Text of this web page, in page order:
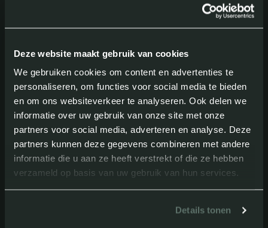
Deze website maakt gebruik van cookies
We gebruiken cookies om content en advertenties te
personaliseren, om functies voor social media te bieden
en om ons websiteverkeer te analyseren. Ook delen we
informatie over uw gebruik van onze site met onze
partners voor social media, adverteren en analyse. Deze
partners kunnen deze gegevens combineren met andere
informatie die u aan ze heeft verstrekt of die ze hebben
verzameld op basis van uw gebruik van hun services.
Details tonen
tot ver buiten de verharde wegen.